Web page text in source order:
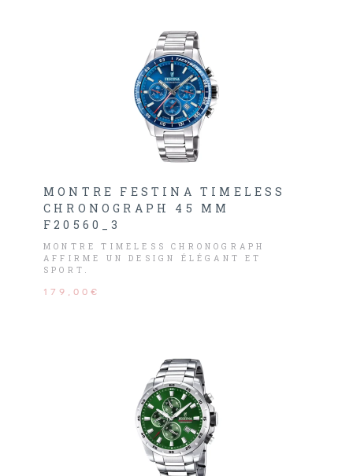
MONTRE FESTINA TIMELESS
CHRONOGRAPH 45 MM
F20560_3
MONTRE TIMELESS CHRONOGRAPH
AFFIRME UN DESIGN ÉLÉGANT ET
SPORT.
179,00€